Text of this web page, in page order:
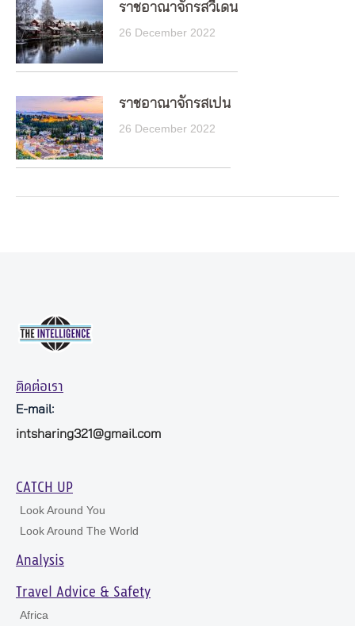
ราชอาณาจักรสวีเดน
26 December 2022
ราชอาณาจักรสเปน
26 December 2022
ติดต่อเรา
E-mail:
intsharing321@gmail.com
CATCH UP
Look Around You
Look Around The World
Analysis
Travel Advice & Safety
Africa